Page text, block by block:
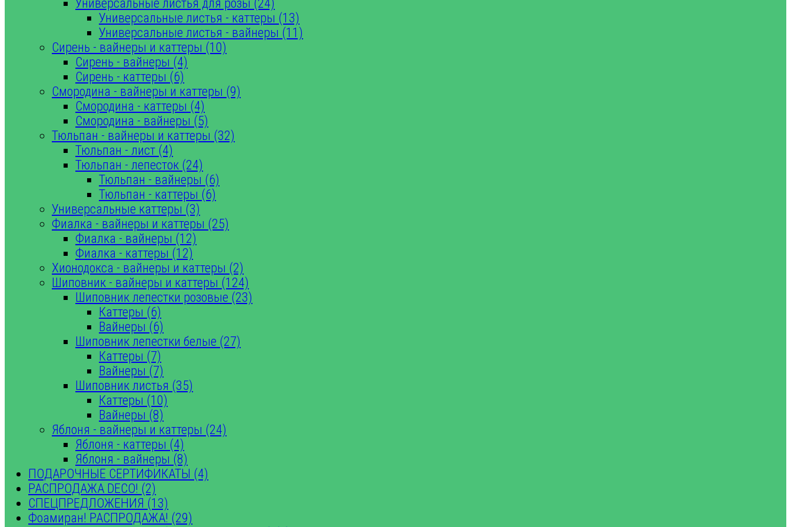
Универсальные листья для розы (24)
Универсальные листья - каттеры (13)
Универсальные листья - вайнеры (11)
Сирень - вайнеры и каттеры (10)
Сирень - вайнеры (4)
Сирень - каттеры (6)
Смородина - вайнеры и каттеры (9)
Смородина - каттеры (4)
Смородина - вайнеры (5)
Тюльпан - вайнеры и каттеры (32)
Тюльпан - лист (4)
Тюльпан - лепесток (24)
Тюльпан - вайнеры (6)
Тюльпан - каттеры (6)
Универсальные каттеры (3)
Фиалка - вайнеры и каттеры (25)
Фиалка - вайнеры (12)
Фиалка - каттеры (12)
Хионодокса - вайнеры и каттеры (2)
Шиповник - вайнеры и каттеры (124)
Шиповник лепестки розовые (23)
Каттеры (6)
Вайнеры (6)
Шиповник лепестки белые (27)
Каттеры (7)
Вайнеры (7)
Шиповник листья (35)
Каттеры (10)
Вайнеры (8)
Яблоня - вайнеры и каттеры (24)
Яблоня - каттеры (4)
Яблоня - вайнеры (8)
ПОДАРОЧНЫЕ СЕРТИФИКАТЫ (4)
РАСПРОДАЖА DECO! (2)
СПЕЦПРЕДЛОЖЕНИЯ (13)
Фоамиран! РАСПРОДАЖА! (29)